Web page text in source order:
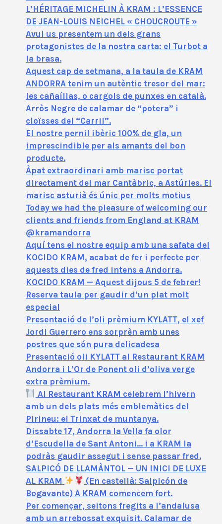
L’HÉRITAGE MICHELIN À KRAM : L’ESSENCE
DE JEAN-LOUIS NEICHEL « CHOUCROUTE »
Avui us presentem un dels grans
protagonistes de la nostra carta: el Turbot a
la brasa.
Aquest cap de setmana, a la taula de KRAM
ANDORRA tenim un autèntic tresor del mar:
les cañaíllas, o cargols de punxes en català.
Arròs Negre de calamar de “potera” i
cloïsses del “Carril”.
El nostre pernil ibèric 100% de gla, un
imprescindible per als amants del bon
producte.
Àpat extraordinari amb marisc portat
directament del mar Cantàbric, a Astúries. El
marisc asturià és únic per molts motius
Today we had the pleasure of welcoming our
clients and friends from England at KRAM
@kramandorra
Aquí tens el nostre equip amb una safata del
KOCIDO KRAM, acabat de fer i perfecte per
aquests dies de fred intens a Andorra.
KOCIDO KRAM — Aquest dijous 5 de febrer!
Reserva taula per gaudir d’un plat molt
especial
Presentació de l’oli prèmium KYLATT, el xef
Jordi Guerrero ens sorprèn amb unes
postres que són pura delicadesa
Presentació oli KYLATT al Restaurant KRAM
Andorra i L’Or de Ponent oli d’oliva verge
extra prèmium.
Al Restaurant KRAM celebrem l’hivern
amb un dels plats més emblemàtics del
Pirineu: el Trinxat de muntanya.
Dissabte 17, Andorra la Vella fa olor
d’Escudella de Sant Antoni… i a KRAM la
podràs gaudir assegut i sense passar fred.
SALPICÓ DE LLAMÀNTOL — UN INICI DE LUXE
AL KRAM
(En castellà: Salpicón de
Bogavante) A KRAM comencem fort.
Per començar, seitons fregits a l’andalusa
amb un arrebossat exquisit. Calamar de